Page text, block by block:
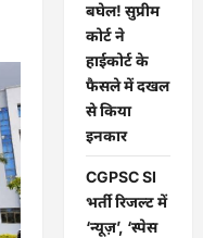
बघेल! सुप्रीम
कोर्ट ने
हाईकोर्ट के
फैसले में दखल
से किया
इनकार
CGPSC SI
भर्ती रिजल्ट में
‘न्यूज़’, ‘स्पेस